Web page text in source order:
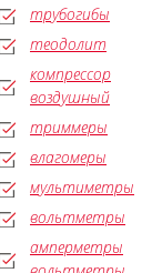
трубогибы
теодолит
компрессор
воздушный
триммеры
влагомеры
мультиметры
вольтметры
амперметры